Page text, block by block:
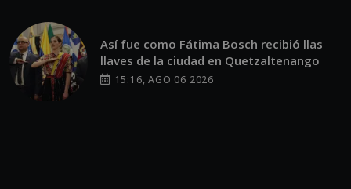
Así fue como Fátima Bosch recibió llas
llaves de la ciudad en Quetzaltenango
15:16, AGO 06 2026